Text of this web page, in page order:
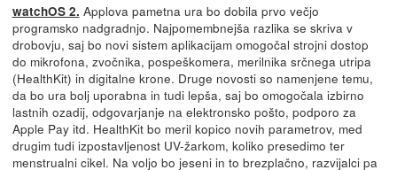
watchOS 2. Applova pametna ura bo dobila prvo večjo
programsko nadgradnjo. Najpomembnejša razlika se skriva v
drobovju, saj bo novi sistem aplikacijam omogočal strojni dostop
do mikrofona, zvočnika, pospeškomera, merilnika srčnega utripa
(HealthKit) in digitalne krone. Druge novosti so namenjene temu,
da bo ura bolj uporabna in tudi lepša, saj bo omogočala izbirno
lastnih ozadij, odgovarjanje na elektronsko pošto, podporo za
Apple Pay itd. HealthKit bo meril kopico novih parametrov, med
drugim tudi izpostavljenost UV-žarkom, koliko presedimo ter
menstrualni cikel. Na voljo bo jeseni in to brezplačno, razvijalci pa